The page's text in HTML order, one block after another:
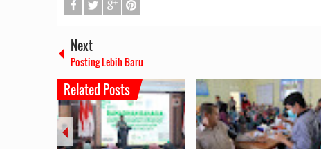
Next
Posting Lebih Baru
Related Posts